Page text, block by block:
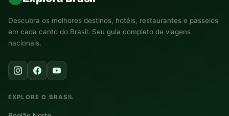
Descubra os melhores destinos, hotéis, restaurantes e passeios
em cada canto do Brasil. Seu guia completo de viagens
nacionais.
EXPLORE O BRASIL